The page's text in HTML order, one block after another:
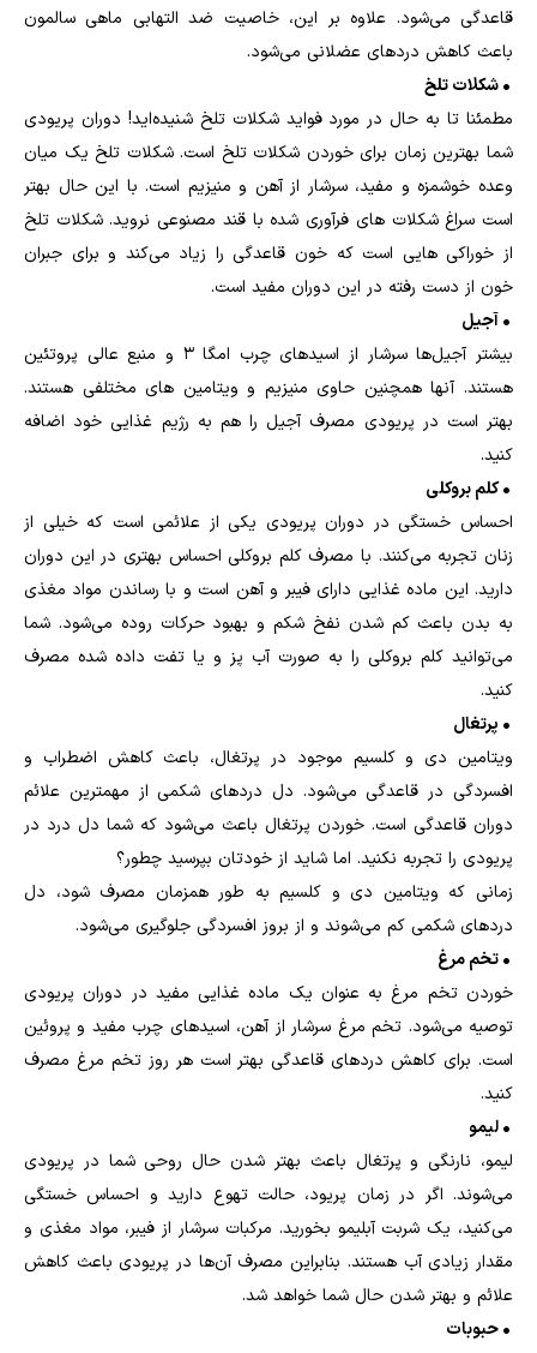
قاعدگی می‌شود. علاوه بر این، خاصیت ضد التهابی ماهی سالمون
باعث کاهش دردهای عضلانی می‌شود.
• شکلات تلخ
مطمئنا تا به حال در مورد فواید شکلات تلخ شنیده‌اید! دوران پریودی
شما بهترین زمان برای خوردن شکلات تلخ است. شکلات تلخ یک میان
وعده خوشمزه و مفید، سرشار از آهن و منیزیم است. با این حال بهتر
است سراغ شکلات های فرآوری شده با قند مصنوعی نروید. شکلات تلخ
از خوراکی هایی است که خون قاعدگی را زیاد می‌کند و برای جبران
خون از دست رفته در این دوران مفید است.
• آجیل
بیشتر آجیل‌ها سرشار از اسیدهای چرب امگا 3 و منبع عالی پروتئین
هستند. آنها همچنین حاوی منیزیم و ویتامین های مختلفی هستند.
بهتر است در پریودی مصرف آجیل را هم به رژیم غذایی خود اضافه
کنید.
• کلم بروکلی
احساس خستگی در دوران پریودی یکی از علائمی است که خیلی از
زنان تجربه می‌کنند. با مصرف کلم بروکلی احساس بهتری در این دوران
دارید. این ماده غذایی دارای فیبر و آهن است و با رساندن مواد مغذی
به بدن باعث کم شدن نفخ شکم و بهبود حرکات روده می‌شود. شما
می‌توانید کلم بروکلی را به صورت آب پز و یا تفت داده شده مصرف
کنید.
• پرتغال
ویتامین دی و کلسیم موجود در پرتغال، باعث کاهش اضطراب و
افسردگی در قاعدگی می‌شود. دل دردهای شکمی از مهمترین علائم
دوران قاعدگی است. خوردن پرتغال باعث می‌شود که شما دل درد در
پریودی را تجربه نکنید. اما شاید از خودتان بپرسید چطور؟
زمانی که ویتامین دی و کلسیم به طور همزمان مصرف شود، دل
دردهای شکمی کم می‌شوند و از بروز افسردگی جلوگیری می‌شود.
• تخم مرغ
خوردن تخم مرغ به عنوان یک ماده غذایی مفید در دوران پریودی
توصیه می‌شود. تخم مرغ سرشار از آهن، اسیدهای چرب مفید و پروئین
است. برای کاهش دردهای قاعدگی بهتر است هر روز تخم مرغ مصرف
کنید.
• لیمو
لیمو، نارنگی و پرتغال باعث بهتر شدن حال روحی شما در پریودی
می‌شوند. اگر در زمان پریود، حالت تهوع دارید و احساس خستگی
می‌کنید، یک شربت آبلیمو بخورید. مرکبات سرشار از فیبر، مواد مغذی و
مقدار زیادی آب هستند. بنابراین مصرف آن‌ها در پریودی باعث کاهش
علائم و بهتر شدن حال شما خواهد شد.
• حبوبات